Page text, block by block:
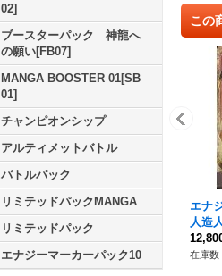
02]
ブースターパック 神龍へ
の願い[FB07]
MANGA BOOSTER 01[SB
01]
チャンピオンシップ
アルティメットバトル
バトルパック
リミテッドパックMANGA
リミテッドパック
エナジーマーカーパック10
この
エナ
人造
在庫数